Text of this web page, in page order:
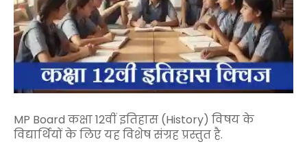
MP Board कक्षा 12वीं इतिहास (History) विषय के
विद्यार्थियों के लिए यह विशेष संग्रह प्रस्तुत है.